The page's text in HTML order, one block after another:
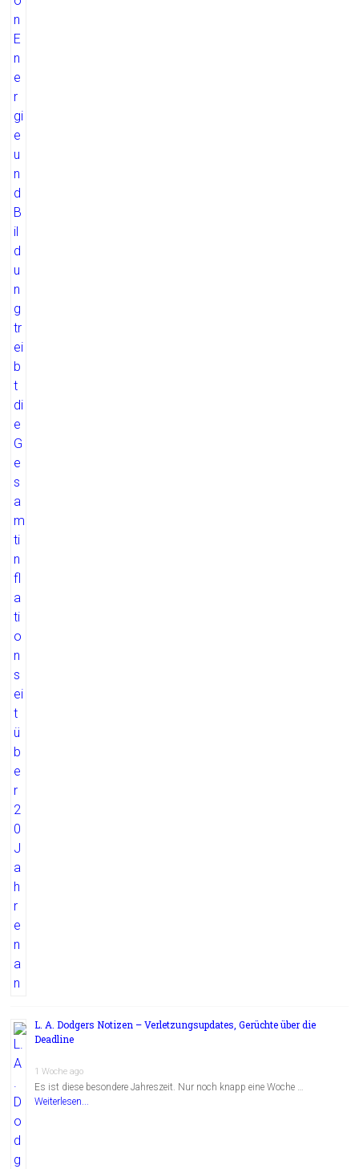
L. A. Dodgers Notizen – Verletzungsupdates, Gerüchte über die
Deadline
1 Woche ago
Es ist diese besondere Jahreszeit. Nur noch knapp eine Woche …
Weiterlesen...